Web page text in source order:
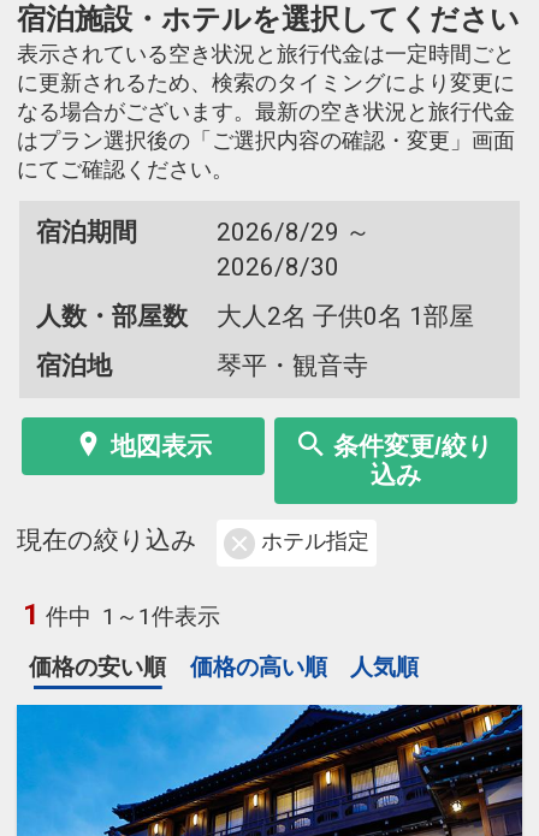
宿泊施設・ホテルを選択してください
表示されている空き状況と旅行代金は一定時間ごと
に更新されるため、検索のタイミングにより変更に
なる場合がございます。最新の空き状況と旅行代金
はプラン選択後の「ご選択内容の確認・変更」画面
にてご確認ください。
宿泊期間
2026/8/29 ～
2026/8/30
人数・部屋数
大人2名 子供0名 1部屋
宿泊地
琴平・観音寺
地図表示
条件変更/絞り
込み
現在の絞り込み ホテル指定
1 件中 1～1件表示
価格の安い順
価格の高い順 人気順